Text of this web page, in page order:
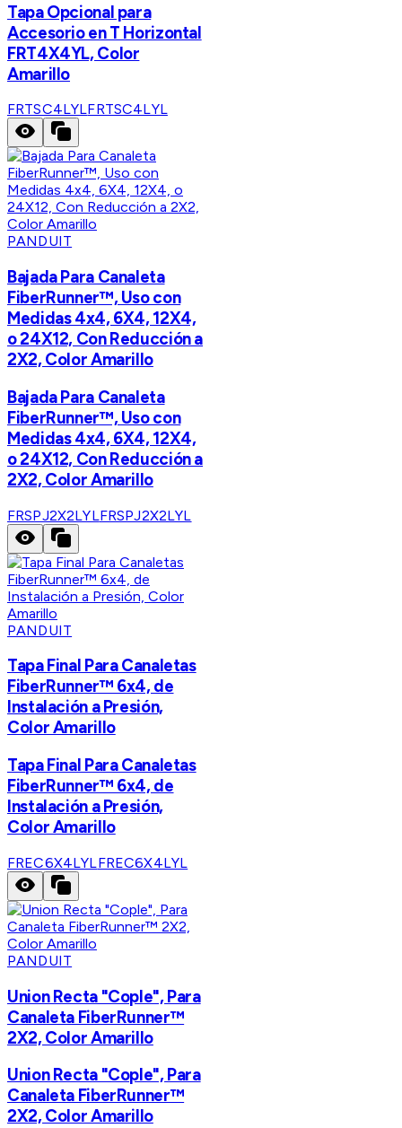
Tapa Opcional para
Accesorio en T Horizontal
FRT4X4YL, Color
Amarillo
FRTSC4LYLFRTSC4LYL
PANDUIT
Bajada Para Canaleta
FiberRunner™, Uso con
Medidas 4x4, 6X4, 12X4,
o 24X12, Con Reducción a
2X2, Color Amarillo
Bajada Para Canaleta
FiberRunner™, Uso con
Medidas 4x4, 6X4, 12X4,
o 24X12, Con Reducción a
2X2, Color Amarillo
FRSPJ2X2LYLFRSPJ2X2LYL
PANDUIT
Tapa Final Para Canaletas
FiberRunner™ 6x4, de
Instalación a Presión,
Color Amarillo
Tapa Final Para Canaletas
FiberRunner™ 6x4, de
Instalación a Presión,
Color Amarillo
FREC6X4LYLFREC6X4LYL
PANDUIT
Union Recta "Cople", Para
Canaleta FiberRunner™
2X2, Color Amarillo
Union Recta "Cople", Para
Canaleta FiberRunner™
2X2, Color Amarillo